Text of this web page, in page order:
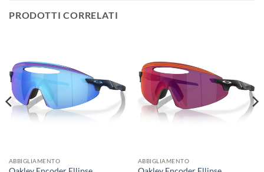
PRODOTTI CORRELATI
ABBIGLIAMENTO ABBIGLIAMENTO